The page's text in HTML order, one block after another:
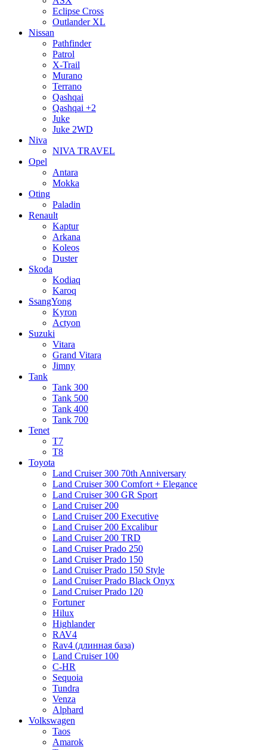
Eclipse Cross
Outlander XL
Nissan
Pathfinder
Patrol
X-Trail
Murano
Terrano
Qashqai
Qashqai +2
Juke
Juke 2WD
Niva
NIVA TRAVEL
Opel
Antara
Mokka
Oting
Paladin
Renault
Kaptur
Arkana
Koleos
Duster
Skoda
Kodiaq
Karoq
SsangYong
Kyron
Actyon
Suzuki
Vitara
Grand Vitara
Jimny
Tank
Tank 300
Tank 500
Tank 400
Tank 700
Tenet
T7
T8
Toyota
Land Cruiser 300 70th Anniversary
Land Cruiser 300 Comfort + Elegance
Land Cruiser 300 GR Sport
Land Cruiser 200
Land Cruiser 200 Executive
Land Cruiser 200 Excalibur
Land Cruiser 200 TRD
Land Cruiser Prado 250
Land Cruiser Prado 150
Land Cruiser Prado 150 Style
Land Cruiser Prado Black Onyx
Land Cruiser Prado 120
Fortuner
Hilux
Highlander
RAV4
Rav4 (длинная база)
Land Cruiser 100
C-HR
Sequoia
Tundra
Venza
Alphard
Volkswagen
Taos
Amarok